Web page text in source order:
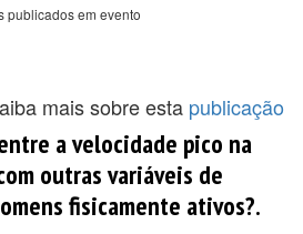
publicados em evento
mais sobre esta publicação
a velocidade pico na
outras variáveis de
fisicamente ativos?.